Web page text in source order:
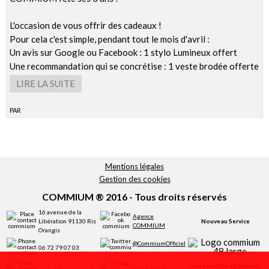
par
L'occasion de vous offrir des cadeaux !
Pour cela c'est simple, pendant tout le mois d'avril :
Un avis sur Google ou Facebook : 1 stylo Lumineux offert
Une recommandation qui se concrétise : 1 veste brodée offerte
LIRE LA SUITE
Mentions légales
Gestion des cookies
COMMIUM ® 2016 - Tous droits réservés
16 avenue de la
Libération 91130 Ris
Orangis
Agence
COMMIUM
Nouveau Service
06 72 79 07 03
@CommiumOfficiel